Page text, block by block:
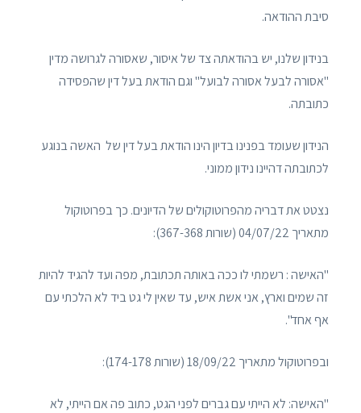
סיבת ההודאה.
בנידון שלנו, יש בהודאתה צד של איסור, שאסורה לגרושה מדין
"אסורה לבעל אסורה לבועל" וגם הודאת בעל דין שהפסידה
כתובתה.
הנידון שעומד בפנינו בדיון הינו הודאת בעל דין של האשה בנוגע
לכתובתה דהיינו נידון ממוני.
נצטט את דבריה מהפרוטוקולים של הדיונים. כך בפרוטוקול
מתאריך 04/07/22 (שורות 367-368):
"האישה : רשמתי לו ככה באותה תכתובת, מפה ועד להגיד להיות
זה שמים וארץ, אני אשת איש, עד שאין לי גט ביד לא הלכתי עם
אף אחד".
ובפרוטוקול מתאריך 18/09/22 (שורות 174-178):
"האישה: לא הייתי עם גברים לפני הגט, כתוב פה אם הייתי, לא